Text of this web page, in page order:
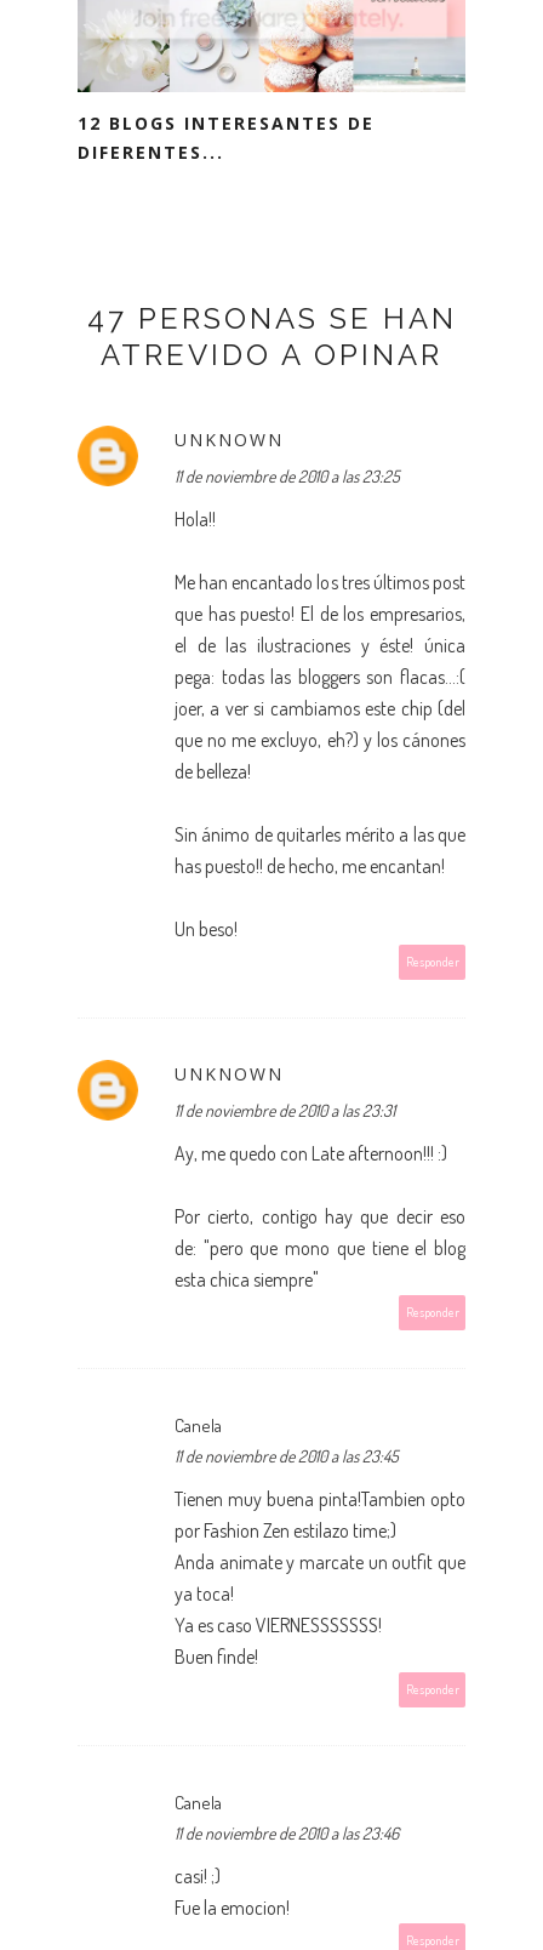
12 BLOGS INTERESANTES DE
DIFERENTES...
47 PERSONAS SE HAN
ATREVIDO A OPINAR
UNKNOWN
11 de noviembre de 2010 a las 23:25
Hola!!
Me han encantado los tres últimos post
que has puesto! El de los empresarios,
el de las ilustraciones y éste! única
pega: todas las bloggers son flacas...:(
joer, a ver si cambiamos este chip (del
que no me excluyo, eh?) y los cánones
de belleza!
Sin ánimo de quitarles mérito a las que
has puesto!! de hecho, me encantan!
Un beso!
Responder
UNKNOWN
11 de noviembre de 2010 a las 23:31
Ay, me quedo con Late afternoon!!! :)
Por cierto, contigo hay que decir eso
de: "pero que mono que tiene el blog
esta chica siempre"
Responder
Canela
11 de noviembre de 2010 a las 23:45
Tienen muy buena pinta!Tambien opto
por Fashion Zen estilazo time;)
Anda animate y marcate un outfit que
ya toca!
Ya es caso VIERNESSSSSSS!
Buen finde!
Responder
Canela
11 de noviembre de 2010 a las 23:46
casi! ;)
Fue la emocion!
Responder